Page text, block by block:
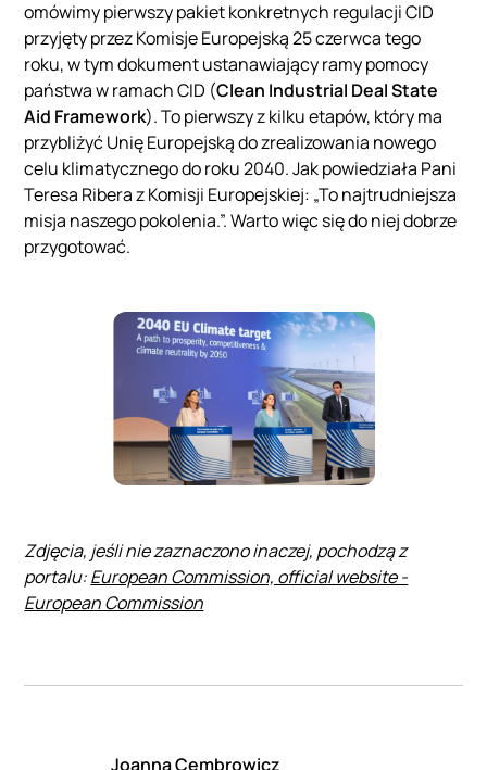
omówimy pierwszy pakiet konkretnych regulacji CID
przyjęty przez Komisje Europejską 25 czerwca tego
roku, w tym dokument ustanawiający ramy pomocy
państwa w ramach CID (Clean Industrial Deal State
Aid Framework). To pierwszy z kilku etapów, który ma
przybliżyć Unię Europejską do zrealizowania nowego
celu klimatycznego do roku 2040. Jak powiedziała Pani
Teresa Ribera z Komisji Europejskiej: „To najtrudniejsza
misja naszego pokolenia.”. Warto więc się do niej dobrze
przygotować.
Zdjęcia, jeśli nie zaznaczono inaczej, pochodzą z
portalu:European Commission, official website -
European Commission
Joanna Cembrowicz